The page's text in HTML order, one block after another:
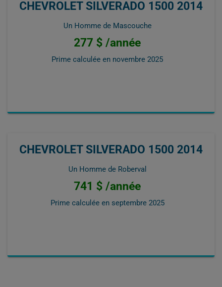
CHEVROLET SILVERADO 1500 2014
Un Homme de Mascouche
277 $ /année
Prime calculée en novembre 2025
CHEVROLET SILVERADO 1500 2014
Un Homme de Roberval
741 $ /année
Prime calculée en septembre 2025